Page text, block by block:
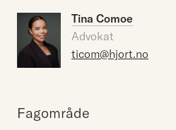
Tina Comoe
Advokat
ticom@hjort.no
Fagområde